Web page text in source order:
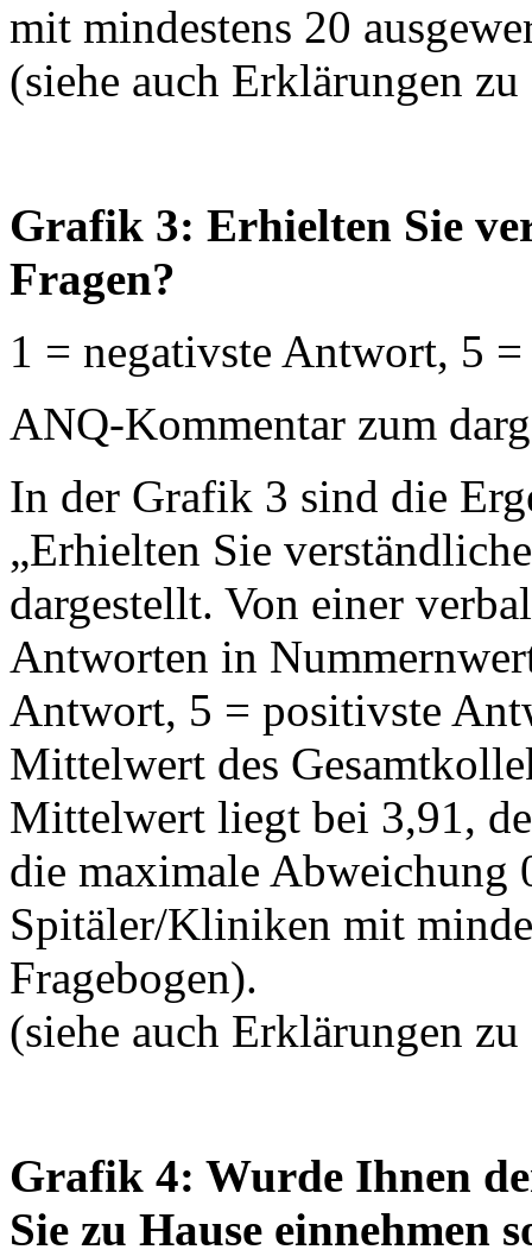
mit mindestens 20
(siehe auch Erklärungen
Grafik 3: Erhielten Sie
Fragen?
1 = negativste Antwort, 5
ANQ-Kommentar zum
In der Grafik 3 sind die
„Erhielten Sie
dargestellt. Von einer
Antworten in
Antwort, 5 = positivste
Mittelwert des
Mittelwert liegt bei 3,91,
die maximale Abweichung
Spitäler/Kliniken mit
Fragebogen).
(siehe auch Erklärungen
Grafik 4: Wurde Ihnen
Sie zu Hause einnehmen